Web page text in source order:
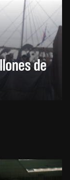
de